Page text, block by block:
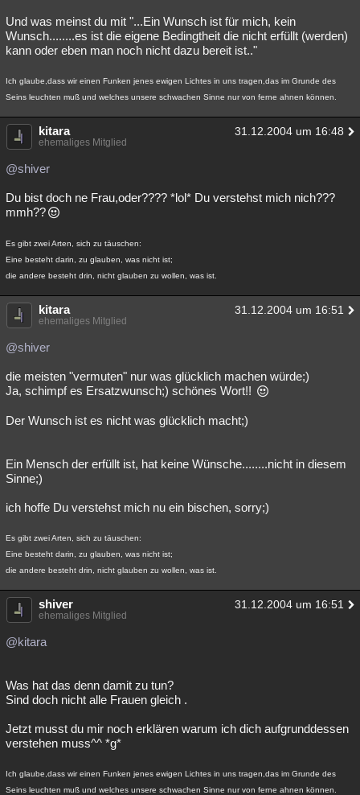
Und was meinst du mit "...Ein Wunsch ist für mich, kein
Wunsch........es ist die eigene Bedingtheit die nicht erfüllt (werden)
kann oder eben man noch nicht dazu bereit ist.."
Ich glaube,dass wir einen Funken jenes ewigen Lichtes in uns tragen,das im Grunde des
Seins leuchten muß und welches unsere schwachen Sinne nur von ferne ahnen können.
kitara 31.12.2004 um 16:48
ehemaliges Mitglied
@shiver
Du bist doch ne Frau,oder???? *lol* Du verstehst mich nich???
mmh??
Es gibt zwei Arten, sich zu täuschen:
Eine besteht darin, zu glauben, was nicht ist;
die andere besteht drin, nicht glauben zu wollen, was ist.
kitara 31.12.2004 um 16:51
ehemaliges Mitglied
@shiver
die meisten "vermuten" nur was glücklich machen würde;)
Ja, schimpf es Ersatzwunsch;) schönes Wort!!
Der Wunsch ist es nicht was glücklich macht;)
Ein Mensch der erfüllt ist, hat keine Wünsche........nicht in diesem
Sinne;)
ich hoffe Du verstehst mich nu ein bischen, sorry;)
Es gibt zwei Arten, sich zu täuschen:
Eine besteht darin, zu glauben, was nicht ist;
die andere besteht drin, nicht glauben zu wollen, was ist.
shiver 31.12.2004 um 16:51
ehemaliges Mitglied
@kitara
Was hat das denn damit zu tun?
Sind doch nicht alle Frauen gleich .
Jetzt musst du mir noch erklären warum ich dich aufgrunddessen
verstehen muss^^ *g*
Ich glaube,dass wir einen Funken jenes ewigen Lichtes in uns tragen,das im Grunde des
Seins leuchten muß und welches unsere schwachen Sinne nur von ferne ahnen können.